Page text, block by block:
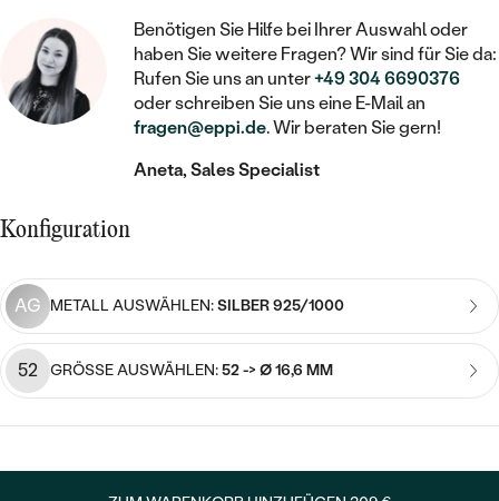
IM SET
GÜNSTIG
LUXURIÖSE
LAB GROWN DIAMANTEN ZUM
EINFASSEN
FARBIGE DIAMANTEN ZUM EINFASSEN
MIT DIAMANT
MIT LAB GROWN DIAMANT
MIT MOISSANIT
MIT FARBIGEN DIAMANTEN
SCHMUCK FÜR KINDER
BROSCHEN
SCHMUCKZUBEHÖR
NACH MATERIAL
SILBER
PLATIN
DIAMANTSCHMUCK
PIERCINGS
MIT EDELSTEIN
PERLENOHRRINGE
NACH PREIS
LUXURIÖSE
MEDAILLON
KETTEN
HERZKETTEN
MIT DIAMANT
MIT EDELSTEIN
PERLENKETTEN
NACH PREIS
SIEGELRINGE
PERSONALISIERT
NACH EDELSTEIN
MIT DIAMANT
MIT EDELSTEIN
PERLENRINGE
Benötigen Sie Hilfe bei Ihrer Auswahl oder
haben Sie weitere Fragen? Wir sind für Sie da:
Rufen Sie uns an unter+49 304 6690376
oder schreiben Sie uns eine E-Mail an
fragen@eppi.de. Wir beraten Sie gern!
Aneta, Sales Specialist
Konfiguration
AG METALL AUSWÄHLEN:SILBER 925/1000
52 GRÖSSE AUSWÄHLEN:52 -> Ø 16,6 MM